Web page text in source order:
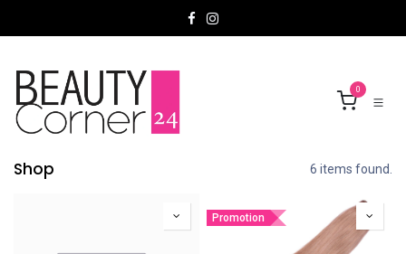
0
Shop 6 items found.
Promotion